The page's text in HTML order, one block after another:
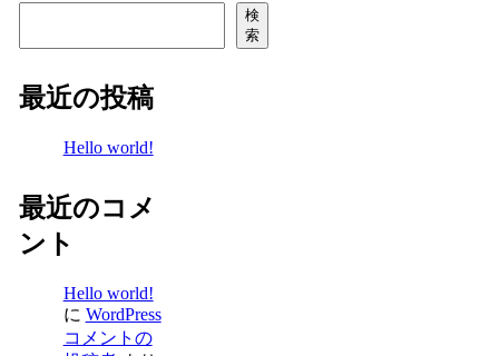
検
索
最近の投稿
Hello world!
最近のコメ
ント
Hello world!
に WordPress
コメントの